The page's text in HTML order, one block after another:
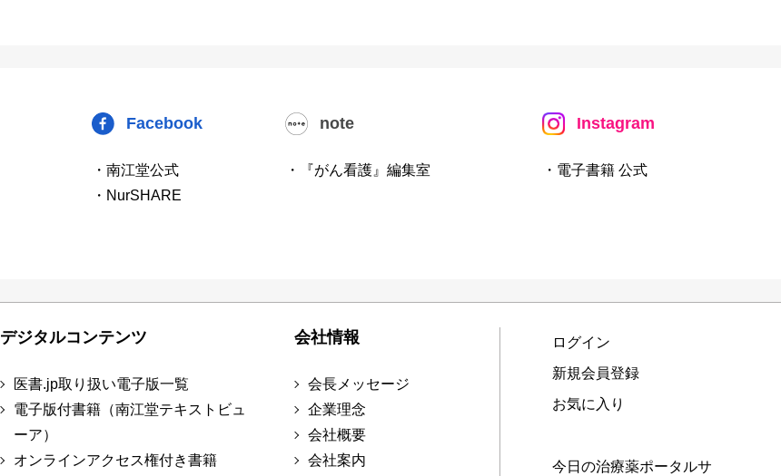
Facebook
・南江堂公式
・NurSHARE
note
・『がん看護』編集室
Instagram
・電子書籍 公式
デジタルコンテンツ
医書.jp取り扱い電子版一覧
電子版付書籍（南江堂テキストビュ
ーア）
オンラインアクセス権付き書籍
会社情報
会長メッセージ
企業理念
会社概要
会社案内
ログイン
新規会員登録
お気に入り
今日の治療薬ポータルサ